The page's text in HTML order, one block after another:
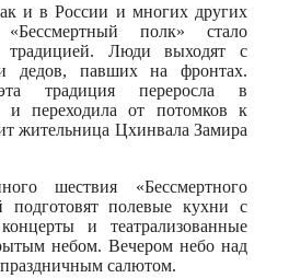
и в России и многих других
полк» стало
традицией. Люди выходят с
дедов, павших на фронтах.
традиция переросла в
и переходила от потомков к
жительница Цхинвала Замира
шествия «Бессмертного
подготовят полевые кухни с
и театрализованные
небом. Вечером небо над
салютом.